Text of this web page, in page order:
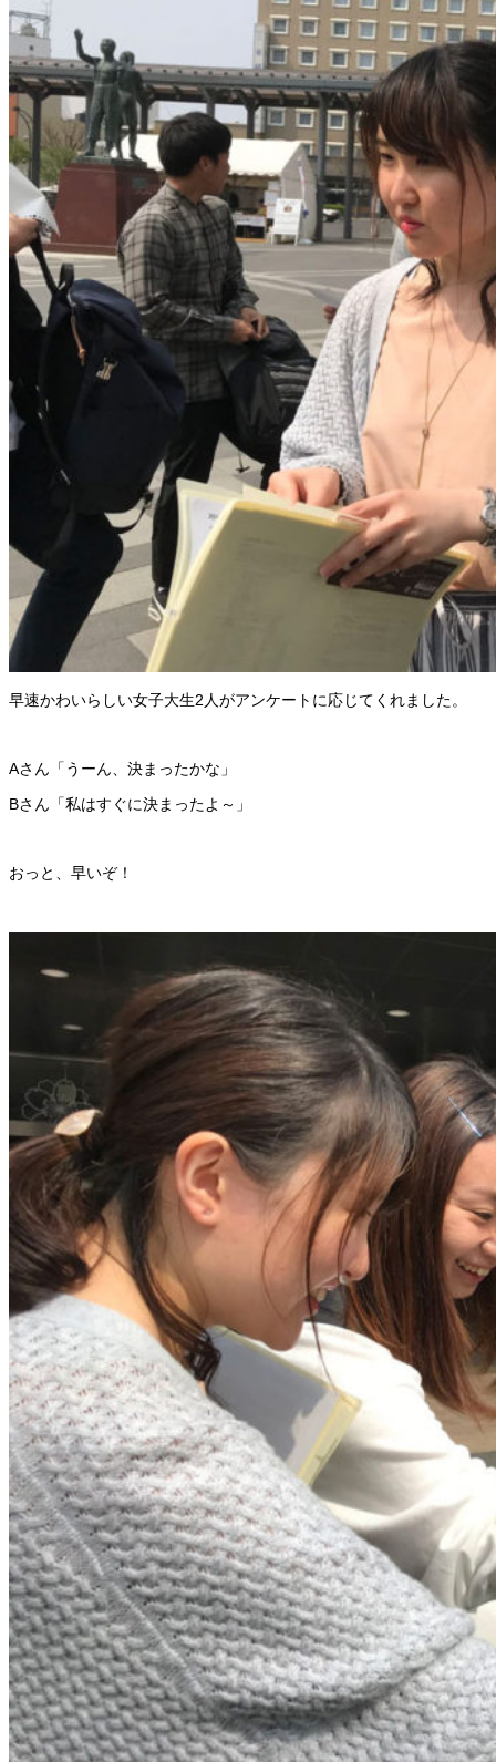
早速かわいらしい女子大生2人がアンケートに応じてくれました。
Aさん「うーん、決まったかな」
Bさん「私はすぐに決まったよ～」
おっと、早いぞ！